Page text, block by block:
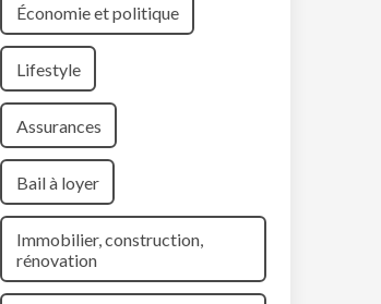
Économie et politique
Lifestyle
Assurances
Bail à loyer
Immobilier, construction,
rénovation